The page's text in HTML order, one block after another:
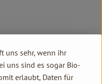
uns sehr, wenn ihr
uns sind es sogar Bio-
erlaubt, Daten für